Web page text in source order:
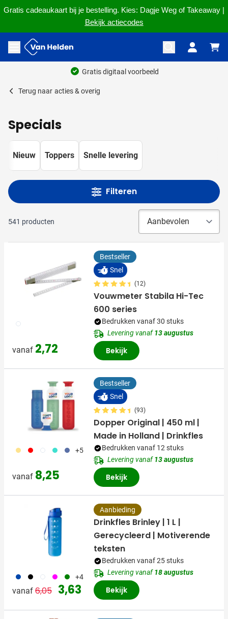
Gratis cadeaukaart bij je bestelling. Kies: Dagje Weg of Takeaway |
Bekijk actiecodes
Ga naar de inhoud
Menu openen
Ruim 60 jaar ervaring
Terug naar acties & overig
Specials
Nieuw Toppers Snelle levering
Filteren
541 producten
002
vanaf 2,72
Bestseller
Snel
(12)
Vouwmeter Stabila Hi-Tec
600 series
Bedrukken vanaf 30 stuks
Levering vanaf13 augustus
Bekijk
694 696 697 852 698 +5
vanaf 8,25
Bestseller
Snel
(93)
Dopper Original | 450 ml |
Made in Holland | Drinkfles
Bedrukken vanaf 12 stuks
Levering vanaf13 augustus
Bekijk
023 001 970 046 004 +4
vanaf Normale prijs
6,05 Speciale prijs
3,63
Aanbieding
Drinkfles Brinley | 1 L |
Gerecycleerd | Motiverende
teksten
Bedrukken vanaf 25 stuks
Levering vanaf18 augustus
Bekijk